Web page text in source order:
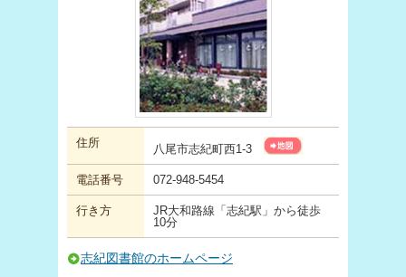
住所 八尾市志紀町西1-3
電話番号 072-948-5454
行き方
JR大和路線「志紀駅」から徒歩
10分
志紀図書館のホームページ